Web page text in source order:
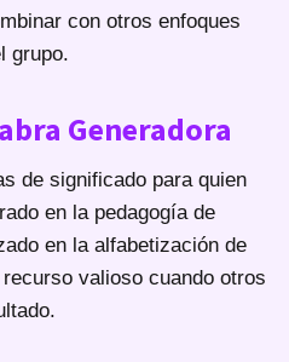
con otros enfoques
grupo.
Generadora
de significado para quien
en la pedagogía de
en la alfabetización de
valioso cuando otros